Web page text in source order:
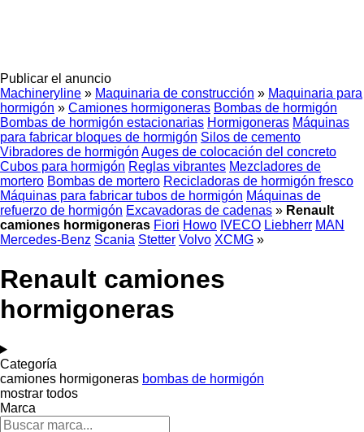
Publicar el anuncio
Machineryline » Maquinaria de construcción » Maquinaria para
hormigón » Camiones hormigoneras Bombas de hormigón
Bombas de hormigón estacionarias Hormigoneras Máquinas
para fabricar bloques de hormigón Silos de cemento
Vibradores de hormigón Auges de colocación del concreto
Cubos para hormigón Reglas vibrantes Mezcladores de
mortero Bombas de mortero Recicladoras de hormigón fresco
Máquinas para fabricar tubos de hormigón Máquinas de
refuerzo de hormigón Excavadoras de cadenas » Renault
camiones hormigoneras Fiori Howo IVECO Liebherr MAN
Mercedes-Benz Scania Stetter Volvo XCMG »
Renault camiones
hormigoneras
Categoría
camiones hormigoneras bombas de hormigón
mostrar todos
Marca